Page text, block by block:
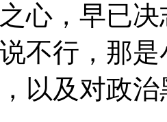
心，早已
不行，那
以及对政